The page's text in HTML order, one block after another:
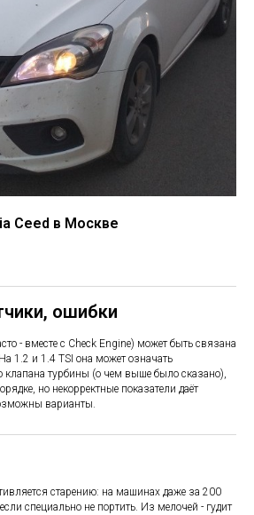
Ceed в Москве
ошибки
- вместе с Check Engine) может быть связана
1.2 и 1.4 TSI она может означать
клапана турбины (о чем выше было сказано),
но некорректные показатели даёт
варианты.
старению: на машинах даже за 200
специально не портить. Из мелочей - гудит